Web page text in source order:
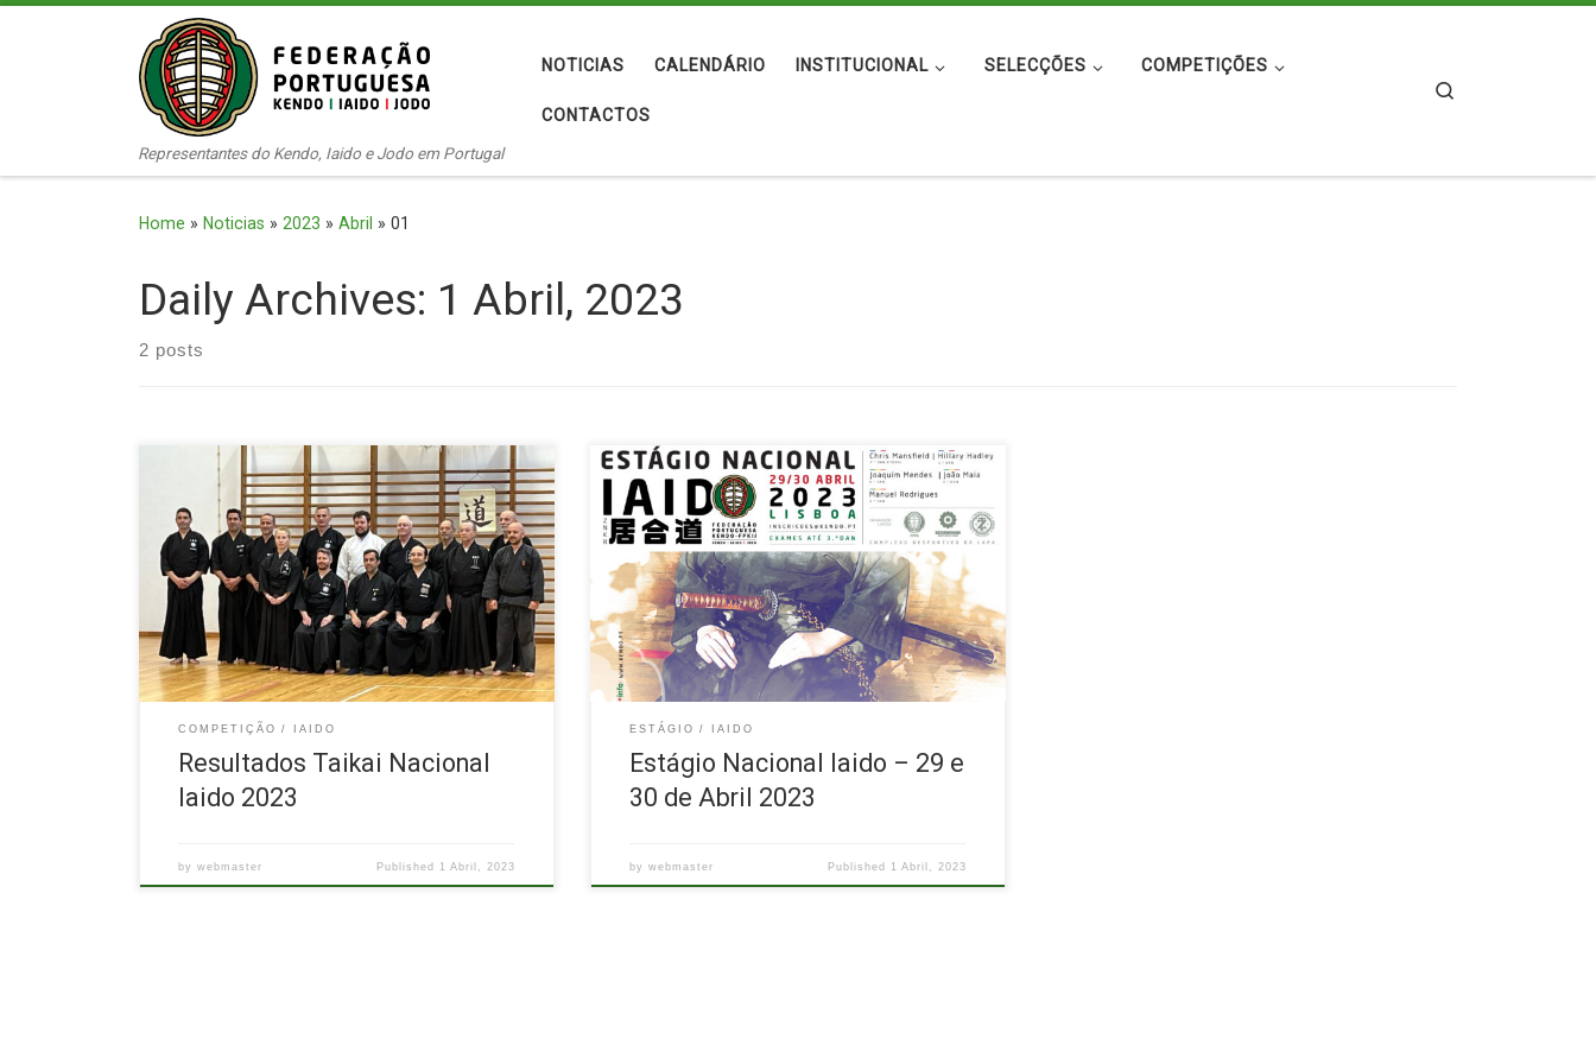
Representantes do Kendo, Iaido e Jodo em Portugal
NOTICIAS CALENDÁRIO INSTITUCIONAL SELECÇÕES COMPETIÇÕES
CONTACTOS
Home » Noticias » 2023 » Abril » 01
Daily Archives: 1 Abril, 2023
2 posts
Categoria Mudan 1º lugar – Fernando Silva 2º lugar –
António Gonçalves 3º lugar – Fernando Sarmento e
Ana Paula Sá Fighting Spirit – Ana Paula Sá
Categoria Shodan/Nidan/Sandan 1º lugar – Jorge
Silva 2º lugar – João Mota Fighting Spirit – João
Melo Download dos Resultados finais completos
COMPETIÇÃO IAIDO
Resultados Taikai Nacional
Iaido 2023
bywebmaster Published 1 Abril, 2023
Tal como divulgado anteriormente no Plano de
Atividades da Federação Portuguesa – Kendo, Iaido,
Jodo (FPKIJ) para 2023, teremos o primeiro Estágio
Nacional de Iaido deste ano daqui a duas semanas, a
29 e 30 de Abril, 2023, em Lisboa, com a
oportunidade de realização de exames até 3º Dan.
[…]
ESTÁGIO IAIDO
Estágio Nacional Iaido – 29 e
30 de Abril 2023
bywebmaster Published 1 Abril, 2023